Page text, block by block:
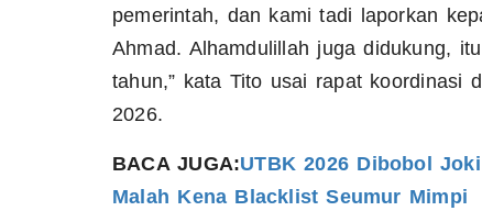
pemerintah, dan kami tadi laporkan
Ahmad. Alhamdulillah juga didukung,
tahun,” kata Tito usai rapat koordinasi
2026.
BACA JUGA:UTBK 2026 Dibobol
Malah Kena Blacklist Seumur Mimpi